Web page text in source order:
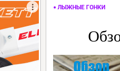
ЛЫЖНЫЕ ГОНКИ